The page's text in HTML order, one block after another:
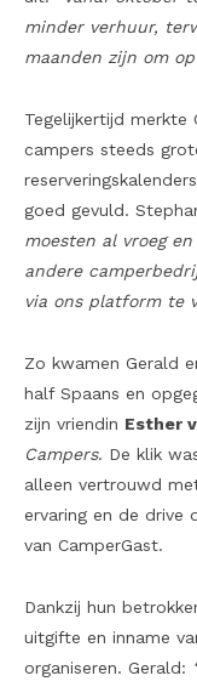
minder verhuur,
maanden zijn om
Tegelijkertijd merkte
campers steeds
goed gevuld.
moesten al vroeg en
andere
via ons platform te
Zo kwamen Gerald
half Spaans en
zijn vriendin Esther
Campers. De klik
alleen vertrouwd
ervaring en de drive
van CamperGast.
Dankzij hun
uitgifte en inname
organiseren. Gerald: